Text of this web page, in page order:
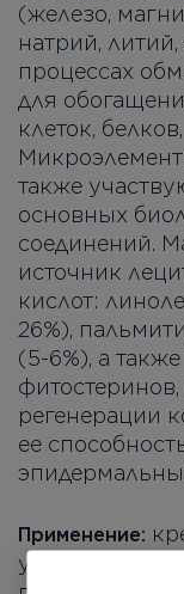
(железо,
натрий,
процессах
для
клеток,
также
основных
соединений.
источник
кислот:
26%),
(5-6%), а
регенерации
ее
Применение:
утром и / или